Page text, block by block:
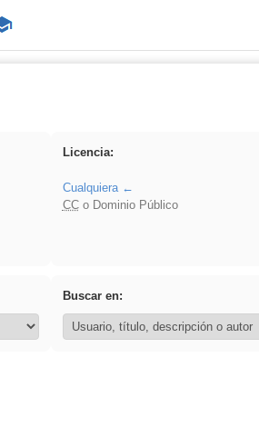
Licencia:
Cualquiera
CCo Dominio Público
Buscar en: